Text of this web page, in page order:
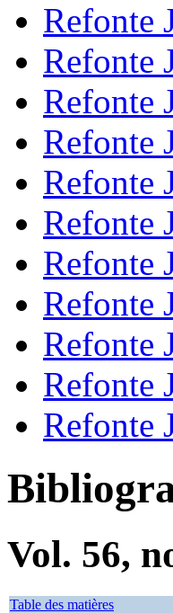
Refonte
Refonte
Refonte
Refonte
Refonte
Refonte
Refonte
Refonte
Refonte
Refonte
Refonte
Vol. 56,
Table des matières